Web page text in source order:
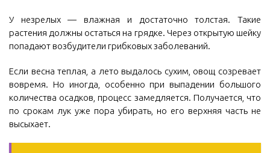
У незрелых — влажная и достаточно толстая. Такие
растения должны остаться на грядке. Через открытую шейку
попадают возбудители грибковых заболеваний.
Если весна теплая, а лето выдалось сухим, овощ созревает
вовремя. Но иногда, особенно при выпадении большого
количества осадков, процесс замедляется. Получается, что
по срокам лук уже пора убирать, но его верхняя часть не
высыхает.